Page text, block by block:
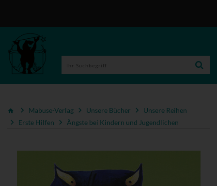
Mabuse-Verlag Unsere Bücher
Unsere Reihen
Erste Hilfen
Ängste bei Kindern und Jugendlichen